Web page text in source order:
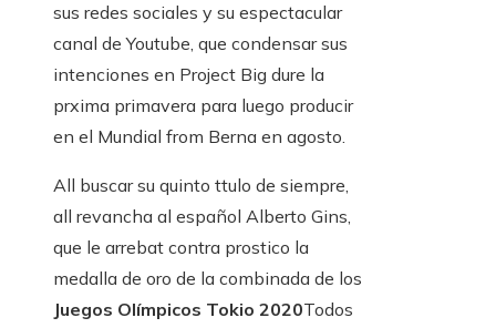
sus redes sociales y su espectacular
canal de Youtube, que condensar sus
intenciones en Project Big dure la
prxima primavera para luego producir
en el Mundial from Berna en agosto.
All buscar su quinto ttulo de siempre,
all revancha al español Alberto Gins,
que le arrebat contra prostico la
medalla de oro de la combinada de los
Juegos Olímpicos Tokio 2020Todos